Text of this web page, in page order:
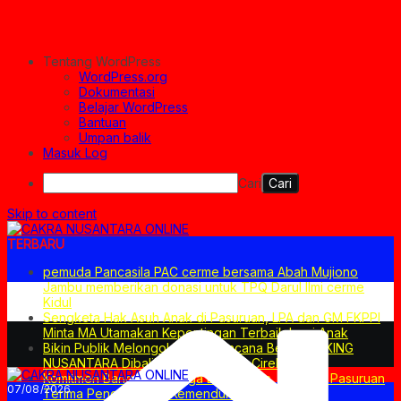
Tentang WordPress
WordPress.org
Dokumentasi
Belajar WordPress
Bantuan
Umpan balik
Masuk Log
Cari
Skip to content
TERBARU
pemuda Pancasila PAC cerme bersama Abah Mujiono
Jambu memberikan donasi untuk TPQ Darul Ilmi cerme
Kidul
Sengketa Hak Asuh Anak di Pasuruan, LPA dan GM FKPPI
Minta MA Utamakan Kepentingan Terbaik bagi Anak
Bikin Publik Melongo! Ini Dia Rencana Besar PT KING
NUSANTARA Dibalik Proyek CIRDP Cirebon
Komitmen Bangun Keluarga Berkualitas, Pemkab Pasuruan
Terima Penghargaan Kemendukbangga/BKKBN
07/08/2026